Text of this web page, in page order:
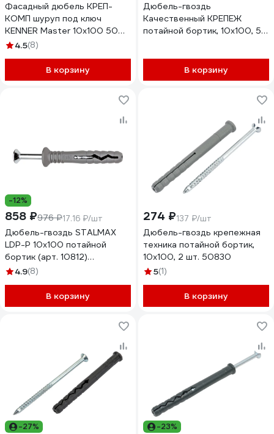
Фасадный дюбель КРЕП-
КОМП шуруп под ключ
KENNER Master 10х100 50шт
фдкм10100
4.5(8)
В корзину
Дюбель-гвоздь
Качественный КРЕПЕЖ
потайной бортик, 10х100, 50
В корзину
-12%
858 ₽976 ₽17.16 ₽/шт
Дюбель-гвоздь STALMAX
LDP-P 10х100 потайной
бортик (арт. 10812)
полипропилен (уп. 50 шт)
4.9(8)
В корзину
274 ₽137 ₽/шт
Дюбель-гвоздь крепежная
техника потайной бортик,
10x100, 2 шт. 50830
5(1)
В корзину
-27% -23%